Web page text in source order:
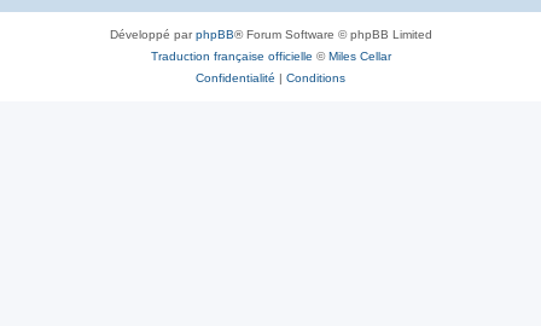
Développé parphpBB® Forum Software © phpBB Limited
Traduction française officielle ©Miles Cellar
Confidentialité | Conditions